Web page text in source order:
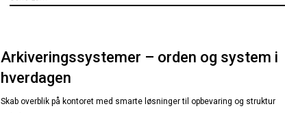
Arkiveringssystemer – orden og system i
hverdagen
Skab overblik på kontoret med smarte løsninger til opbevaring og struktur